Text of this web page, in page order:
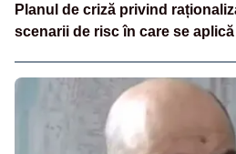
Planul de criză privind
scenarii de risc în care se aplică